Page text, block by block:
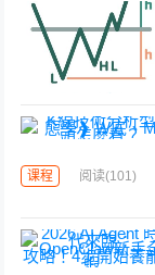
课程 阅读(101)